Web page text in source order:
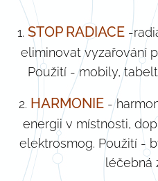
1. STOP RADIACE-
eliminovat vyzařování
Použití - mobily,
2. HARMONIE-
energii v místnosti,
elektrosmog. Použití -
léčebná